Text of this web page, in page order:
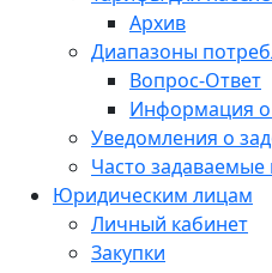
Архив
Диапазоны
Вопрос-Ответ
Информация о
Уведомления о
Часто
Юридическим лицам
Личный кабинет
Закупки